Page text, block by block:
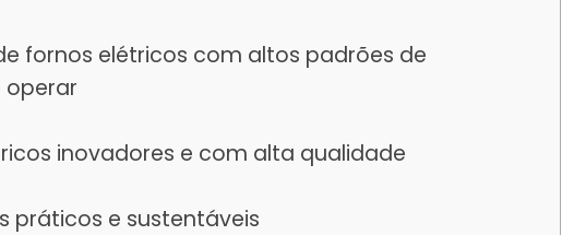
fornos elétricos com altos padrões de
operar
inovadores e com alta qualidade
práticos e sustentáveis